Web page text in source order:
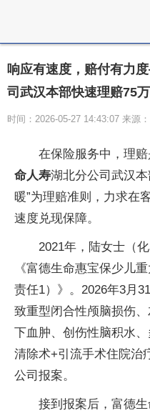
响应有速度，赔付有力
司武汉本部快速理赔75
时间：2026-05-27 14:43:07 来源
在保险服务中，理赔
命人寿湖北分公司武汉
暖”为理赔准则，力求在
速度兑现保障。
2021年，陆女士（
《富德生命惠宝保少儿
责任1）》。2026年3月
致重型闭合性颅脑损伤
下血肿、创伤性脑积水
清除术+引流手术住院治
公司报案。
接到报案后，富德